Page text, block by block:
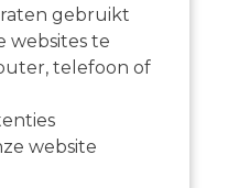
gebruikt
websites te
telefoon of
website